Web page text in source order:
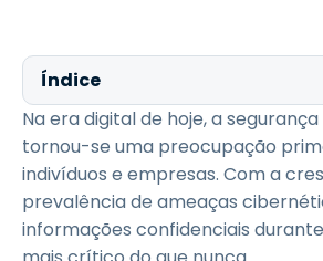
Índice
Na era digital de hoje, a
tornou-se uma preocupação
indivíduos e empresas. Com a
prevalência de ameaças
informações confidenciais